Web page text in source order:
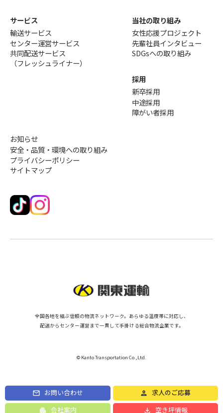
お問い合わせ
求人のご応募
会社案内
空き坪情報
サービス
輸送サービス
センター運営サービス
共同配送サービス
（フレッシュライナー）
当社の取り組み
女性応援プロジェクト
先輩社員インタビュー
SDGsへの取り組み
採用
新卒採用
中途採用
障がい者採用
お知らせ
安全・品質・環境への取り組み
プライバシーポリシー
サイトマップ
全国各地を結ぶ信頼の物流ネットワーク。あらゆる温度帯に対応し、
配送からセンター運営まで一貫して手掛ける総合物流企業です。
© Kanto Transportation Co.,Ltd.